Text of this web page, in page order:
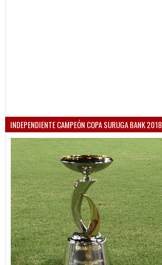
INDEPENDIENTE CAMPEÓN COPA SURUGA BANK 2018